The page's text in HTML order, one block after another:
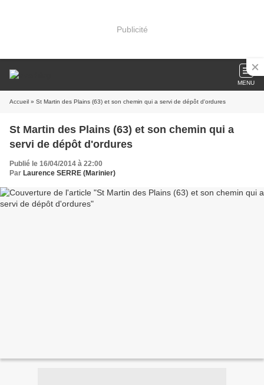
Publicité
MENU
Accueil » St Martin des Plains (63) et son chemin qui a servi de dépôt d'ordures
St Martin des Plains (63) et son chemin qui a
servi de dépôt d'ordures
Publié le 16/04/2014 à 22:00
Par Laurence SERRE (Marinier)